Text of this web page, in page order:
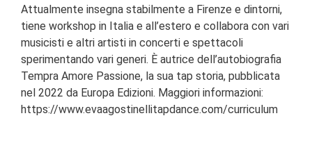
Attualmente insegna stabilmente a Firenze e dintorni,
tiene workshop in Italia e all’estero e collabora con vari
musicisti e altri artisti in concerti e spettacoli
sperimentando vari generi. È autrice dell’autobiografia
Tempra Amore Passione, la sua tap storia, pubblicata
nel 2022 da Europa Edizioni. Maggiori informazioni:
https://www.evaagostinellitapdance.com/curriculum